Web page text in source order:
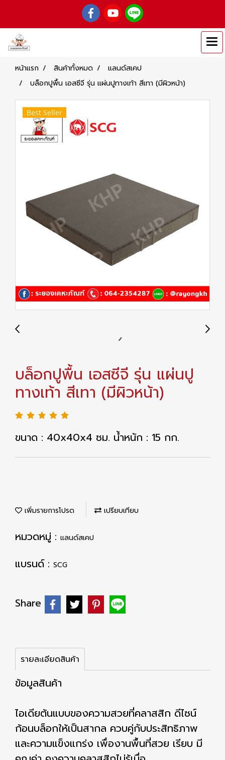
หน้าแรก สินค้าทั้งหมด
แลนด์สเคป
บล็อกปูพื้น เอสซีจี รุ่น แผ่นปูทางเท้า สีเทา (มีผิวหน้า)
Best Seller
บล็อกปูพื้น เอสซีจี รุ่น แผ่นปู
ทางเท้า สีเทา (มีผิวหน้า)
ขนาด : 40x40x4 ซม. น้ำหนัก : 15 กก.
เพิ่มรายการโปรด เปรียบเทียบ
หมวดหมู่ : แลนด์สเคป
แบรนด์ : SCG
Share
รายละเอียดสินค้า
ข้อมูลสินค้า
ไอเดียต้นแบบของความสวยที่คลาสสิก ดีไซน์
ก้อนบล็อกให้เป็นสากล ควบคู่กับประสิทธิภาพ
และความแข็งแกร่ง เพื่องานพื้นที่สวย เรียบ มี